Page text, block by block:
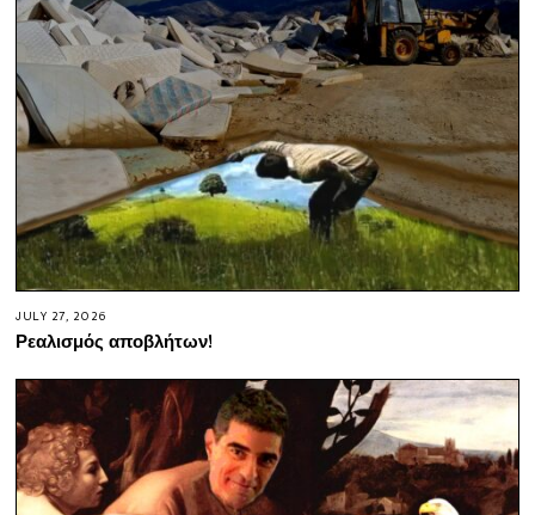
JULY 27, 2026
Ρεαλισμός αποβλήτων!